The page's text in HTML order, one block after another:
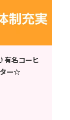
有名コーヒ
ター☆